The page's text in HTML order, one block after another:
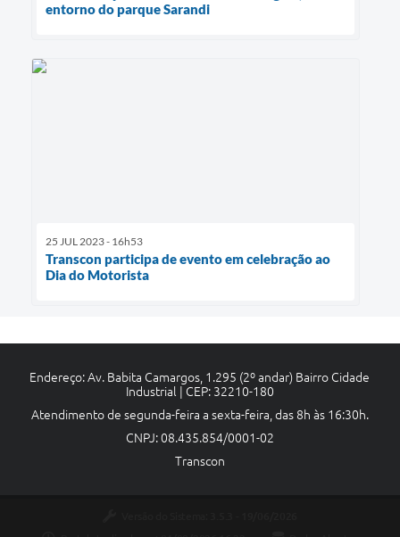
entorno do parque Sarandi
25 JUL 2023 - 16h53
Transcon participa de evento em celebração ao
Dia do Motorista
Endereço: Av. Babita Camargos, 1.295 (2º andar) Bairro Cidade
Industrial | CEP: 32210-180
Atendimento de segunda-feira a sexta-feira, das 8h às 16:30h.
CNPJ: 08.435.854/0001-02
Transcon